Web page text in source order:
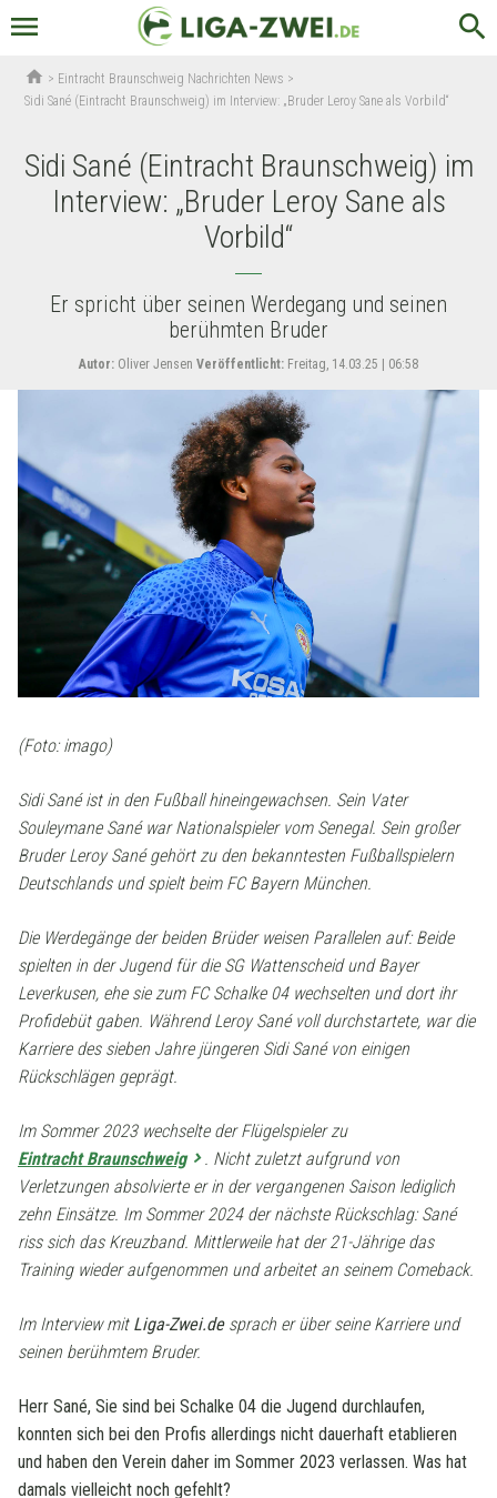
menu search
home > Eintracht Braunschweig Nachrichten News >
Sidi Sané (Eintracht Braunschweig) im Interview: „Bruder Leroy Sane als Vorbild“
Sidi Sané (Eintracht Braunschweig) im
Interview: „Bruder Leroy Sane als
Vorbild“
Er spricht über seinen Werdegang und seinen
berühmten Bruder
Autor: Oliver Jensen Veröffentlicht: Freitag, 14.03.25 | 06:58
(Foto: imago)
Sidi Sané ist in den Fußball hineingewachsen. Sein Vater
Souleymane Sané war Nationalspieler vom Senegal. Sein großer
Bruder Leroy Sané gehört zu den bekanntesten Fußballspielern
Deutschlands und spielt beim FC Bayern München.
Die Werdegänge der beiden Brüder weisen Parallelen auf: Beide
spielten in der Jugend für die SG Wattenscheid und Bayer
Leverkusen, ehe sie zum FC Schalke 04 wechselten und dort ihr
Profidebüt gaben. Während Leroy Sané voll durchstartete, war die
Karriere des sieben Jahre jüngeren Sidi Sané von einigen
Rückschlägen geprägt.
Im Sommer 2023 wechselte der Flügelspieler zu
Eintracht Braunschweig
. Nicht zuletzt aufgrund von
Verletzungen absolvierte er in der vergangenen Saison lediglich
zehn Einsätze. Im Sommer 2024 der nächste Rückschlag: Sané
riss sich das Kreuzband. Mittlerweile hat der 21-Jährige das
Training wieder aufgenommen und arbeitet an seinem Comeback.
Im Interview mit Liga-Zwei.desprach er über seine Karriere und
seinen berühmtem Bruder.
Herr Sané, Sie sind bei Schalke 04 die Jugend durchlaufen,
konnten sich bei den Profis allerdings nicht dauerhaft etablieren
und haben den Verein daher im Sommer 2023 verlassen. Was hat
damals vielleicht noch gefehlt?